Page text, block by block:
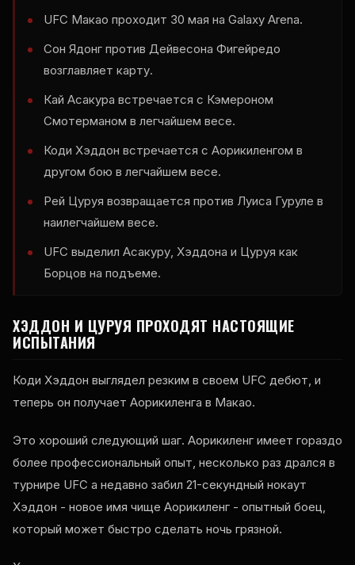
UFC Макао проходит 30 мая на Galaxy Arena.
Сон Ядонг против Дейвесона Фигейредо
возглавляет карту.
Кай Асакура встречается с Кэмероном
Смотерманом в легчайшем весе.
Коди Хэддон встречается с Аорикиленгом в
другом бою в легчайшем весе.
Рей Цуруя возвращается против Луиса Гуруле в
наилегчайшем весе.
UFC выделил Асакуру, Хэддона и Цуруя как
Борцов на подъеме.
ХЭДДОН И ЦУРУЯ ПРОХОДЯТ НАСТОЯЩИЕ
ИСПЫТАНИЯ
Коди Хэддон выглядел резким в своем UFC дебют, и
теперь он получает Аорикиленга в Макао.
Это хороший следующий шаг. Аорикиленг имеет гораздо
более профессиональный опыт, несколько раз дрался в
турнире UFC а недавно забил 21-секундный нокаут
Хэддон - новое имя чище Аорикиленг - опытный боец,
который может быстро сделать ночь грязной.